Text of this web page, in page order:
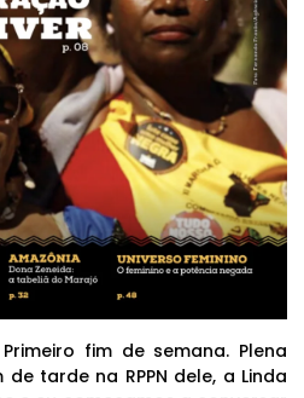
fim de semana. Plena
tarde na RPPN dele, a Linda